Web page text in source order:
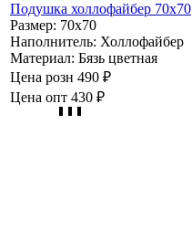
Подушка холлофайбер 70х70
Размер: 70х70
Наполнитель: Холлофайбер
Материал: Бязь цветная
Цена розн 490 ₽
Цена опт 430 ₽